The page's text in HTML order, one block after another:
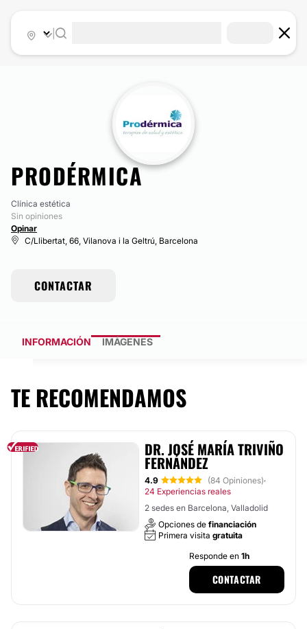
PRODÉRMICA
Clínica estética
Sin opiniones
Opinar
C/Llibertat, 66, Vilanova i la Geltrú, Barcelona
CONTACTAR
INFORMACIÓN IMÁGENES
TE RECOMENDAMOS
DR. JOSÉ MARÍA TRIVIÑO
FERNÁNDEZ
4.9 (84 Opiniones)·
24 Experiencias reales
2 sedes en Barcelona, Valladolid
Opciones de financiación
Primera visita gratuita
Responde en 1h
CONTACTAR